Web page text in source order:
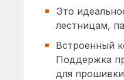
Это
лестницам,
Встроенный
Поддержка
для прошивки